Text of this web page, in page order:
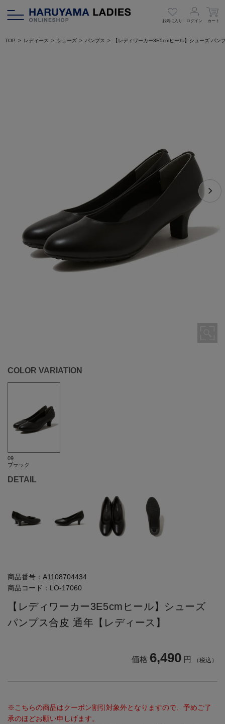
お気に入り ログイン カート
TOP レディース シューズ パンプス 【レディワーカー3E5cmヒール】シューズ パン
COLOR VARIATION
09
ブラック
DETAIL
商品番号： A1108704434
商品コード： LO-17060
【レディワーカー3E5cmヒール】シューズ
パンプス合皮 通年【レディース】
価格 6,490 円 （税込）
※こちらの商品はクーポン割引対象外となりますので、予めご了
承のほどお願い申しげます。